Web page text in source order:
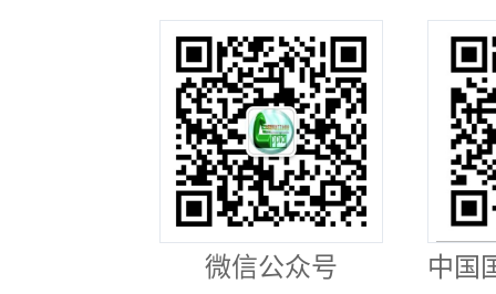
微信公众号 中国